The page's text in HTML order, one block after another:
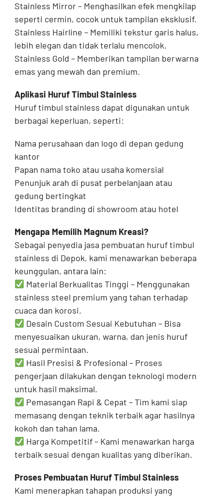
Stainless Mirror – Menghasilkan efek mengkilap
seperti cermin, cocok untuk tampilan eksklusif.
Stainless Hairline – Memiliki tekstur garis halus,
lebih elegan dan tidak terlalu mencolok.
Stainless Gold – Memberikan tampilan berwarna
emas yang mewah dan premium.
Aplikasi Huruf Timbul Stainless
Huruf timbul stainless dapat digunakan untuk
berbagai keperluan, seperti:
Nama perusahaan dan logo di depan gedung
kantor
Papan nama toko atau usaha komersial
Penunjuk arah di pusat perbelanjaan atau
gedung bertingkat
Identitas branding di showroom atau hotel
Mengapa Memilih Magnum Kreasi?
Sebagai penyedia jasa pembuatan huruf timbul
stainless di Depok, kami menawarkan beberapa
keunggulan, antara lain:
Material Berkualitas Tinggi – Menggunakan
stainless steel premium yang tahan terhadap
cuaca dan korosi.
Desain Custom Sesuai Kebutuhan – Bisa
menyesuaikan ukuran, warna, dan jenis huruf
sesuai permintaan.
Hasil Presisi & Profesional – Proses
pengerjaan dilakukan dengan teknologi modern
untuk hasil maksimal.
Pemasangan Rapi & Cepat – Tim kami siap
memasang dengan teknik terbaik agar hasilnya
kokoh dan tahan lama.
Harga Kompetitif – Kami menawarkan harga
terbaik sesuai dengan kualitas yang diberikan.
Proses Pembuatan Huruf Timbul Stainless
Kami menerapkan tahapan produksi yang